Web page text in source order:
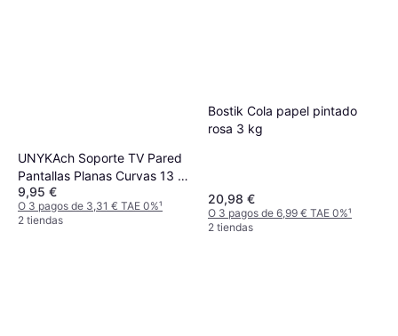
UNYKAch Soporte TV Pared
Pantallas Planas Curvas 13 a
42 Pulgadas
9,95 €
O 3 pagos de 3,31 € TAE 0%¹
2 tiendas
Bostik Cola papel pintado
rosa 3 kg
20,98 €
O 3 pagos de 6,99 € TAE 0%¹
2 tiendas